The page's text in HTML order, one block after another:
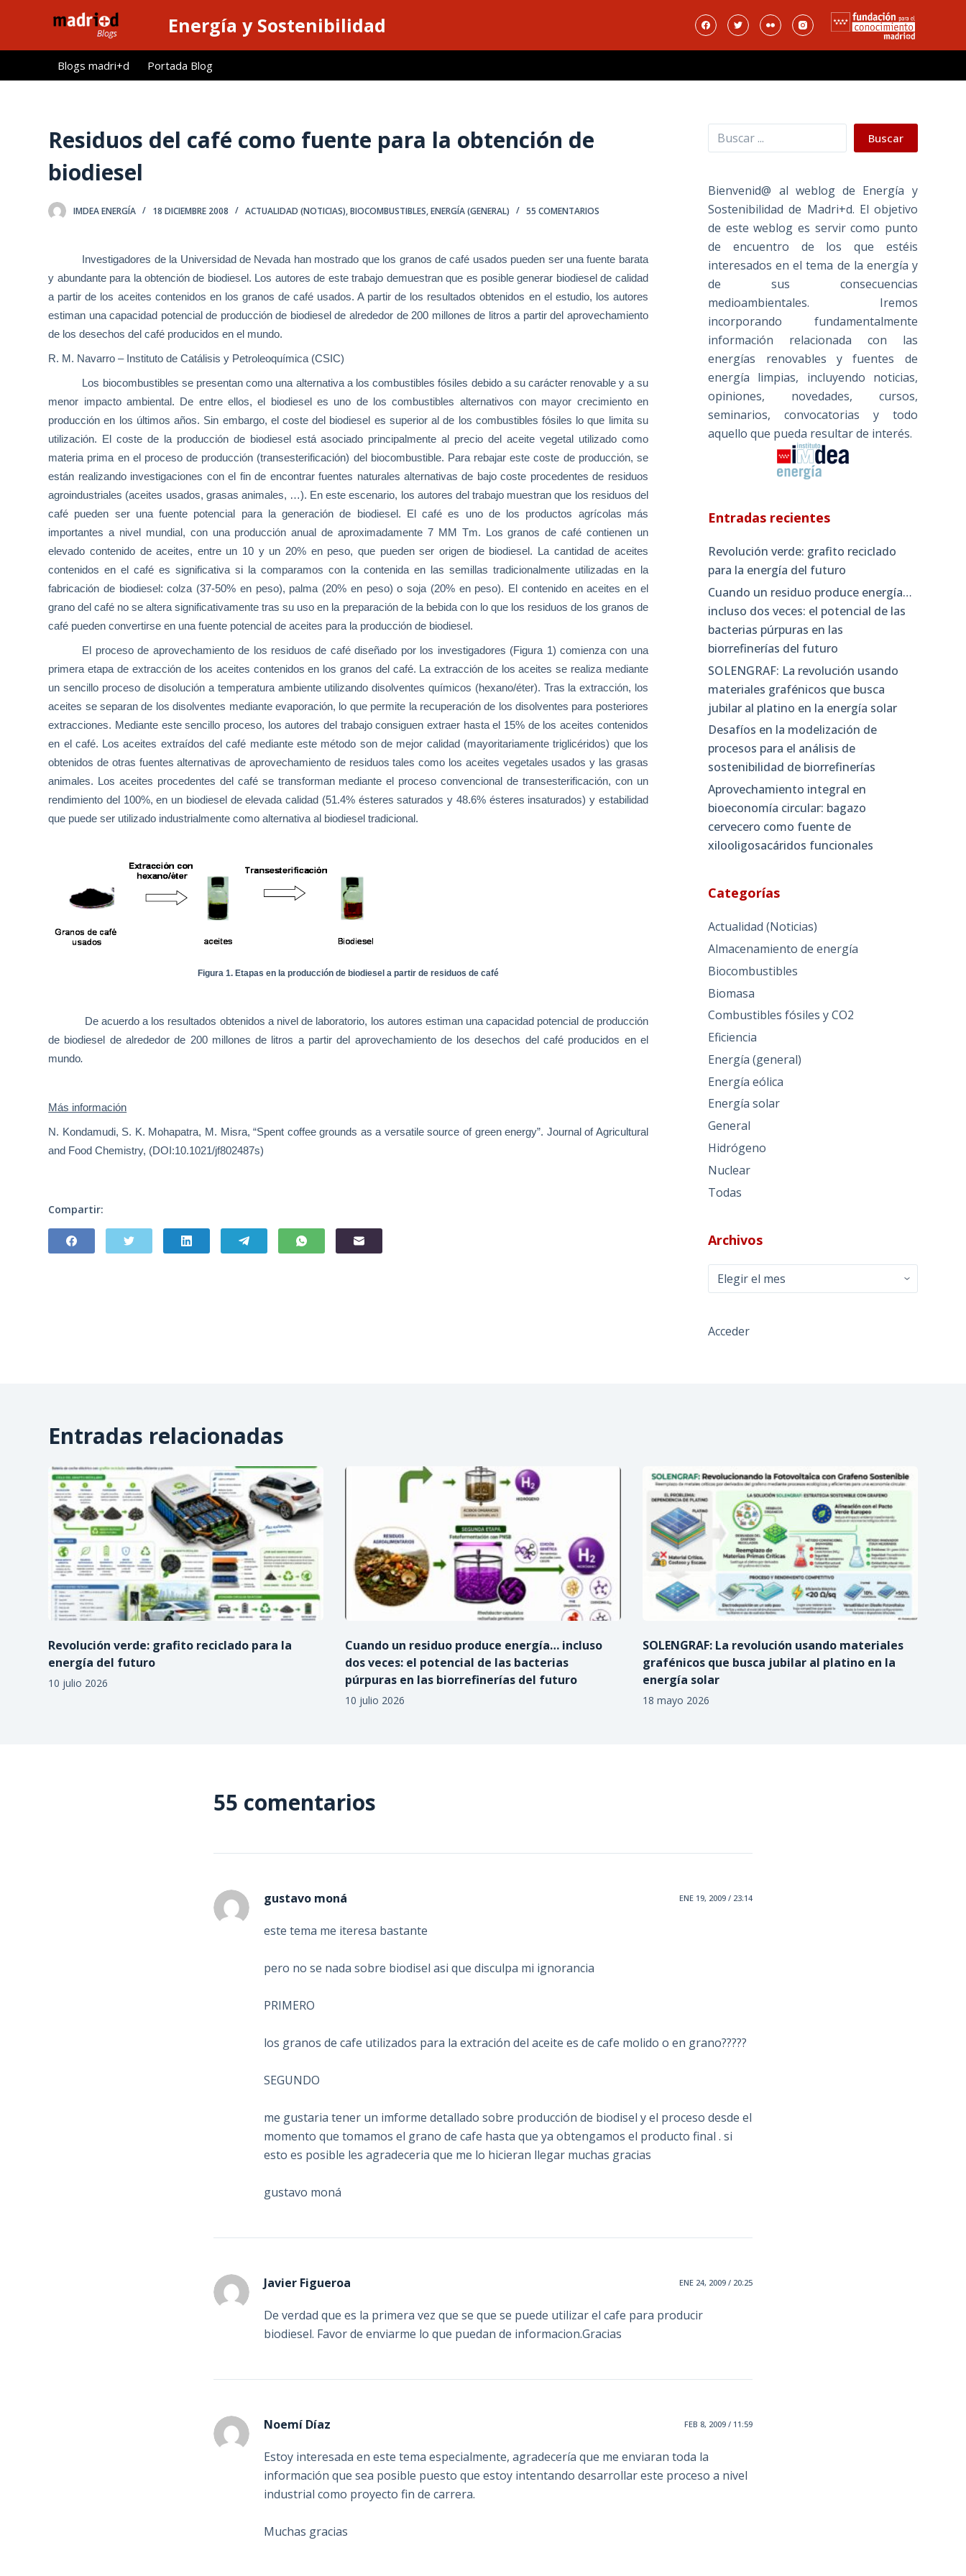
l
Energía y Sostenibilidad
Blogs madri+d Portada Blog
Residuos del café como fuente para la obtención de
biodiesel
IMDEA ENERGÍA 18 DICIEMBRE 2008 ACTUALIDAD (NOTICIAS),BIOCOMBUSTIBLES,ENERGÍA (GENERAL) 55 COMENTARIOS
Investigadores de la Universidad de Nevada han mostrado que los granos de café usados pueden ser una fuente barata
y abundante para la obtención de biodiesel. Los autores de este trabajo demuestran que es posible generar biodiesel de calidad
a partir de los aceites contenidos en los granos de café usados. A partir de los resultados obtenidos en el estudio, los autores
estiman una capacidad potencial de producción de biodiesel de alrededor de 200 millones de litros a partir del aprovechamiento
de los desechos del café producidos en el mundo.
R. M. Navarro – Instituto de Catálisis y Petroleoquímica (CSIC)
Los biocombustibles se presentan como una alternativa a los combustibles fósiles debido a su carácter renovable y a su
menor impacto ambiental. De entre ellos, el biodiesel es uno de los combustibles alternativos con mayor crecimiento en
producción en los últimos años. Sin embargo, el coste del biodiesel es superior al de los combustibles fósiles lo que limita su
utilización. El coste de la producción de biodiesel está asociado principalmente al precio del aceite vegetal utilizado como
materia prima en el proceso de producción (transesterificación) del biocombustible. Para rebajar este coste de producción, se
están realizando investigaciones con el fin de encontrar fuentes naturales alternativas de bajo coste procedentes de residuos
agroindustriales (aceites usados, grasas animales, …). En este escenario, los autores del trabajo muestran que los residuos del
café pueden ser una fuente potencial para la generación de biodiesel. El café es uno de los productos agrícolas más
importantes a nivel mundial, con una producción anual de aproximadamente 7 MM
Tm. Los granos de café contienen un
elevado contenido de aceites, entre un 10 y un 20% en peso, que pueden ser origen de biodiesel. La cantidad de aceites
contenidos en el café es significativa si la comparamos con la contenida en las semillas tradicionalmente utilizadas en la
fabricación de biodiesel: colza (37-50% en peso), palma (20% en peso) o soja (20% en peso). El contenido en aceites en el
grano del café no se altera significativamente tras su uso en la preparación de la bebida con lo que los residuos de los granos de
café pueden convertirse en una fuente potencial de aceites para la producción de biodiesel.
El proceso de aprovechamiento de los residuos de café diseñado por los investigadores (Figura 1) comienza con una
primera etapa de extracción de los aceites contenidos en los granos del café. La extracción de los aceites se realiza mediante
un sencillo proceso de disolución a temperatura ambiente utilizando disolventes químicos (hexano/éter). Tras la extracción, los
aceites se separan de los disolventes mediante evaporación, lo que permite la recuperación de los disolventes para posteriores
extracciones. Mediante este sencillo proceso, los autores del trabajo consiguen extraer hasta el 15% de los aceites contenidos
en el café. Los aceites extraídos del café mediante este método son de mejor calidad (mayoritariamente triglicéridos) que los
obtenidos de otras fuentes alternativas de aprovechamiento de residuos tales como los aceites vegetales usados y las grasas
animales. Los aceites procedentes del café se transforman mediante el proceso convencional de transesterificación, con un
rendimiento del 100%, en un biodiesel de elevada calidad (51.4% ésteres saturados y 48.6% ésteres insaturados) y estabilidad
que puede ser utilizado industrialmente como alternativa al biodiesel tradicional.
Figura 1. Etapas en la producción de biodiesel a partir de residuos de café
De acuerdo a los resultados obtenidos a nivel de laboratorio, los autores estiman una capacidad potencial de producción
de biodiesel de alrededor de 200 millones de litros a partir del aprovechamiento de los desechos del café producidos en el
mundo.
Más información
N. Kondamudi, S. K. Mohapatra, M. Misra, “Spent coffee grounds as a versatile source of green energy”. Journal of Agricultural
and Food Chemistry, (DOI:10.1021/jf802487s)
Compartir:
Buscar Buscar
Bienvenid@ al weblog de Energía y
Sostenibilidad de Madri+d. El objetivo
de este weblog es servir como punto
de encuentro de los que estéis
interesados en el tema de la energía y
de sus consecuencias
medioambientales. Iremos
incorporando fundamentalmente
información relacionada con las
energías renovables y fuentes de
energía limpias, incluyendo noticias,
opiniones, novedades, cursos,
seminarios, convocatorias y todo
aquello que pueda resultar de interés.
Entradas recientes
Revolución verde: grafito reciclado
para la energía del futuro
Cuando un residuo produce energía…
incluso dos veces: el potencial de las
bacterias púrpuras en las
biorrefinerías del futuro
SOLENGRAF: La revolución usando
materiales grafénicos que busca
jubilar al platino en la energía solar
Desafíos en la modelización de
procesos para el análisis de
sostenibilidad de biorrefinerías
Aprovechamiento integral en
bioeconomía circular: bagazo
cervecero como fuente de
xilooligosacáridos funcionales
Categorías
Actualidad (Noticias)
Almacenamiento de energía
Biocombustibles
Biomasa
Combustibles fósiles y CO2
Eficiencia
Energía (general)
Energía eólica
Energía solar
General
Hidrógeno
Nuclear
Todas
Archivos
Archivos
Acceder
Entradas relacionadas
Revolución verde: grafito reciclado para la
energía del futuro
10 julio 2026
Cuando un residuo produce energía… incluso
dos veces: el potencial de las bacterias
púrpuras en las biorrefinerías del futuro
10 julio 2026
SOLENGRAF: La revolución usando materiales
grafénicos que busca jubilar al platino en la
energía solar
18 mayo 2026
55 comentarios
gustavo moná ENE 19, 2009 / 23:14
este tema me iteresa bastante
pero no se nada sobre biodisel asi que disculpa mi ignorancia
PRIMERO
los granos de cafe utilizados para la extración del aceite es de cafe molido o en grano?????
SEGUNDO
me gustaria tener un imforme detallado sobre producción de biodisel y el proceso desde el
momento que tomamos el grano de cafe hasta que ya obtengamos el producto final . si
esto es posible les agradeceria que me lo hicieran llegar muchas gracias
gustavo moná
Javier Figueroa ENE 24, 2009 / 20:25
De verdad que es la primera vez que se que se puede utilizar el cafe para producir
biodiesel. Favor de enviarme lo que puedan de informacion.Gracias
Noemí Díaz FEB 8, 2009 / 11:59
Estoy interesada en este tema especialmente, agradecería que me enviaran toda la
información que sea posible puesto que estoy intentando desarrollar este proceso a nivel
industrial como proyecto fin de carrera.
Muchas gracias